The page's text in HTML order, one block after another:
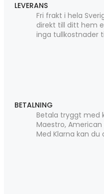
LEVERANS
Fri frakt i hela
direkt till ditt hem
inga tullkostnader
BETALNING
Betala tryggt med
Maestro, American
Med Klarna kan